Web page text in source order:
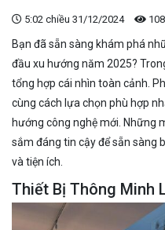
5:02 chiều 31/12/2024
Bạn đã sẵn sàng khám phá
đầu xu hướng năm 2025?
tổng hợp cái nhìn toàn cảnh.
cùng cách lựa chọn phù hợp
hướng công nghệ mới. Những
sắm đáng tin cậy để sẵn sàng
và tiện ích.
Thiết Bị Thông Minh